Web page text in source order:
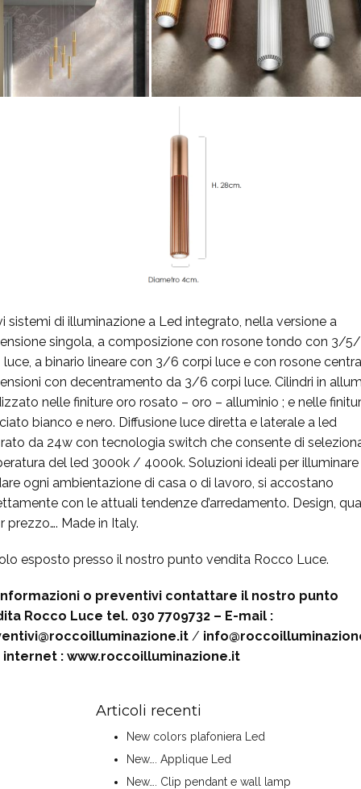
sistemi di illuminazione a Led integrato, nella versione a
singola, a composizione con rosone tondo con 3/
luce, a binario lineare con 3/6 corpi luce e con rosone
con decentramento da 3/6 corpi luce. Cilindri in
nelle finiture oro rosato – oro – alluminio ; e nelle
bianco e nero. Diffusione luce diretta e laterale a led
da 24w con tecnologia switch che consente di
del led 3000k / 4000k. Soluzioni ideali per
ogni ambientazione di casa o di lavoro, si accostano
con le attuali tendenze d’arredamento. Design,
prezzo…. Made in Italy.
esposto presso il nostro punto vendita Rocco Luce.
o preventivi contattare il nostro punto
Rocco Luce tel. 030 7709732 – E-mail :
/
internet : www.roccoilluminazione.it
Articoli recenti
New colors plafoniera Led
New…. Applique Led
New…. Clip pendant e wall lamp